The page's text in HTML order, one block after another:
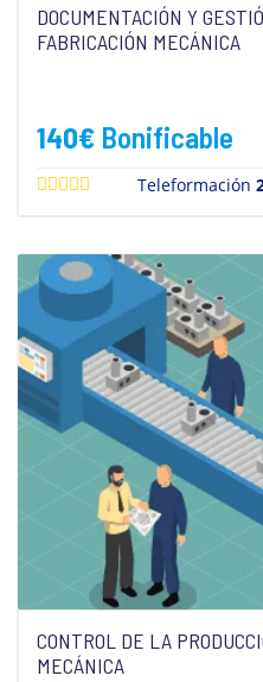
DOCUMENTACIÓN Y
FABRICACIÓN MECÁNICA
140€ Bonificable
Teleformación
CONTROL DE LA
MECÁNICA